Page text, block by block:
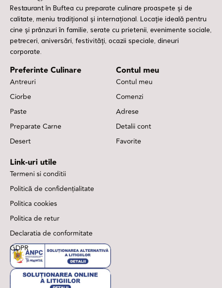
Restaurant în Buftea cu preparate culinare proaspete și de
calitate, meniu tradițional și internațional. Locație ideală pentru
cine și prânzuri în familie, serate cu prietenii, evenimente sociale,
petreceri, aniversări, festivități, ocazii speciale, dineuri
corporate.
Preferinte Culinare
Antreuri
Ciorbe
Paste
Preparate Carne
Desert
Contul meu
Contul meu
Comenzi
Adrese
Detalii cont
Favorite
Link-uri utile
Termeni si conditii
Politică de confidențialitate
Politica cookies
Politica de retur
Declaratia de conformitate
GDPR